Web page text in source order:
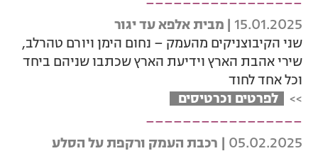
15.01.2025
| מבית אלפא עד יגור
שני הקיבוצניקים מהעמק – נחום הימן ויורם טהרלב,
שירי אהבת הארץ וידיעת הארץ שכתבו שניהם ביחד
וכל אחד לחוד
>>
לפרטים וכרטיסים
05.02.2025 | רכבת העמק ורקפת על הסלע